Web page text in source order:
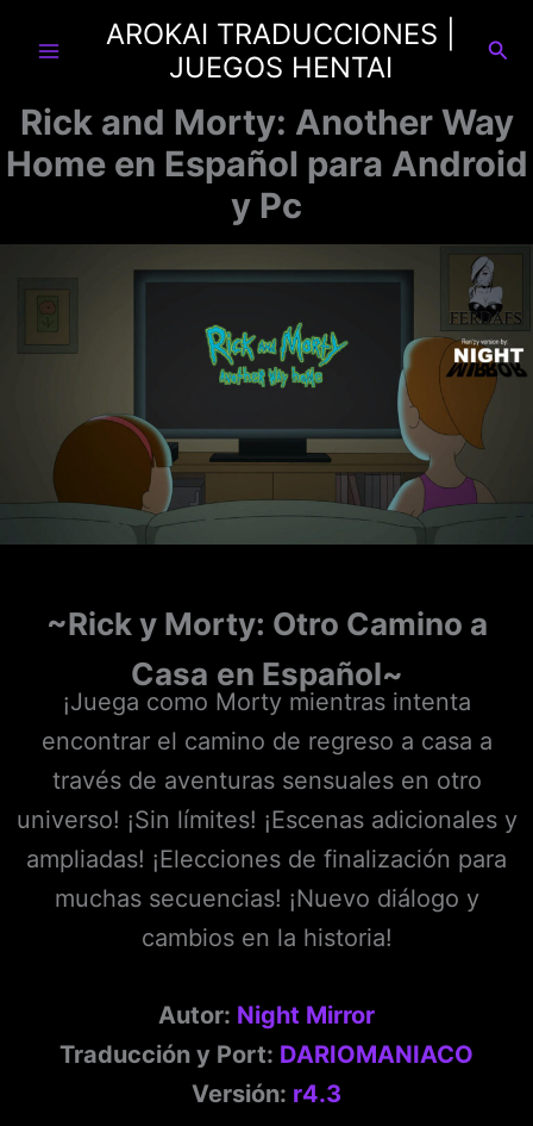
AROKAI TRADUCCIONES |
JUEGOS HENTAI
Rick and Morty: Another Way
Home en Español para Android
y Pc
~Rick y Morty: Otro Camino a
Casa en Español~
¡Juega como Morty mientras intenta
encontrar el camino de regreso a casa a
través de aventuras sensuales en otro
universo! ¡Sin límites! ¡Escenas adicionales y
ampliadas! ¡Elecciones de finalización para
muchas secuencias! ¡Nuevo diálogo y
cambios en la historia!
Autor: Night Mirror
Traducción y Port: DARIOMANIACO
Versión: r4.3